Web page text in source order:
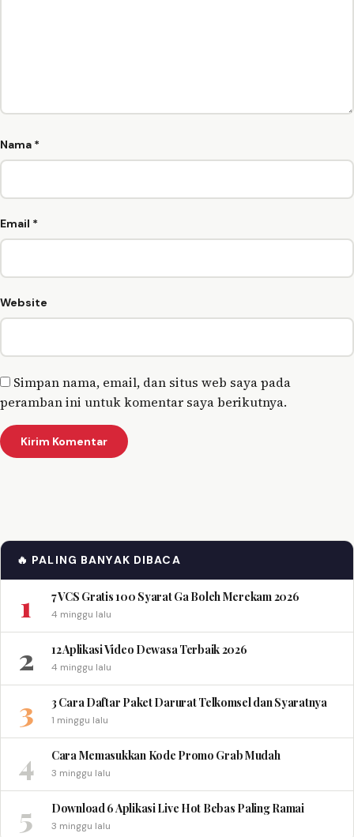
Nama *
Email *
Website
Simpan nama, email, dan situs web saya pada
peramban ini untuk komentar saya berikutnya.
🔥 PALING BANYAK DIBACA
1 7 VCS Gratis 100 Syarat Ga Boleh Merekam 2026
4 minggu lalu
2 12 Aplikasi Video Dewasa Terbaik 2026
4 minggu lalu
3 3 Cara Daftar Paket Darurat Telkomsel dan Syaratnya
1 minggu lalu
4 Cara Memasukkan Kode Promo Grab Mudah
3 minggu lalu
5 Download 6 Aplikasi Live Hot Bebas Paling Ramai
3 minggu lalu